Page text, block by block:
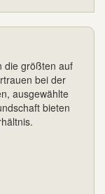
die größten auf
bei der
ausgewählte
bieten